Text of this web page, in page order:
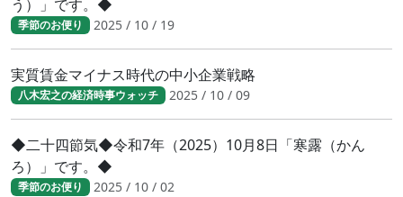
う）」です。◆
季節のお便り 2025 / 10 / 19
実質賃金マイナス時代の中小企業戦略
八木宏之の経済時事ウォッチ 2025 / 10 / 09
◆二十四節気◆令和7年（2025）10月8日「寒露（かん
ろ）」です。◆
季節のお便り 2025 / 10 / 02